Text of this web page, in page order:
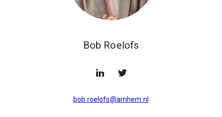
Bob Roelofs
bob.roelofs@arnhem.nl